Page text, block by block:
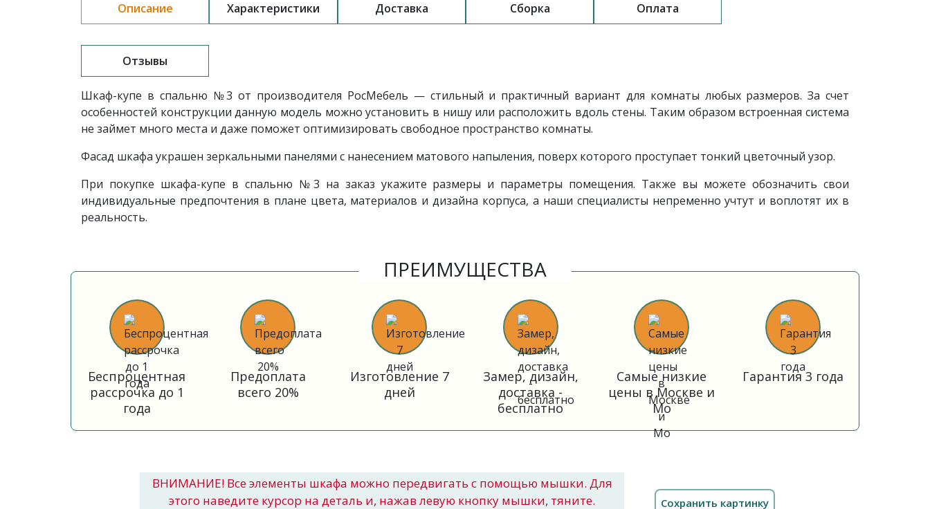
Описание Характеристики Доставка Сборка Оплата
Отзывы
Шкаф-купе в спальню №3 от производителя РосМебель — стильный и практичный вариант для комнаты любых размеров. За счет
особенностей конструкции данную модель можно установить в нишу или расположить вдоль стены. Таким образом встроенная система
не займет много места и даже поможет оптимизировать свободное пространство комнаты.
Фасад шкафа украшен зеркальными панелями с нанесением матового напыления, поверх которого проступает тонкий цветочный узор.
При покупке шкафа-купе в спальню №3 на заказ укажите размеры и параметры помещения. Также вы можете обозначить свои
индивидуальные предпочтения в плане цвета, материалов и дизайна корпуса, а наши специалисты непременно учтут и воплотят их в
реальность.
ПРЕИМУЩЕСТВА
Беспроцентная
рассрочка до 1
года
Предоплата
всего 20%
Изготовление 7
дней
Замер, дизайн,
доставка -
бесплатно
Самые низкие
цены в Москве и
Мо
Гарантия 3 года
ВНИМАНИЕ! Все элементы шкафа можно передвигать с помощью мышки. Для
этого наведите курсор на деталь и, нажав левую кнопку мышки, тяните.